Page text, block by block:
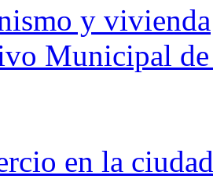
y vivienda
Municipal de
en la ciudad